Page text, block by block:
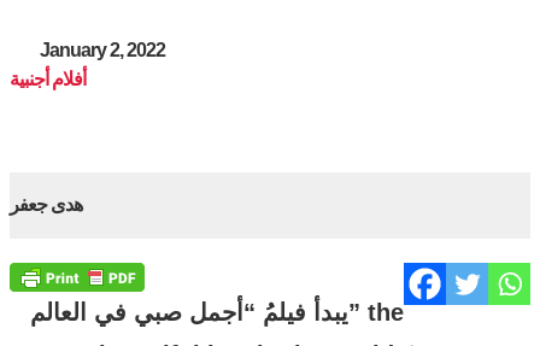
January 2, 2022
أفلام أجنبية
هدى جعفر
يبدأ فيلمُ “أجمل صبي في العالم” the